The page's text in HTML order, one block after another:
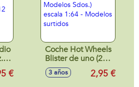
€
Coche Hot Wheels
Blister de uno (250
Modelos Sdos.)
escala 1:64 -
3 años 2,95 €